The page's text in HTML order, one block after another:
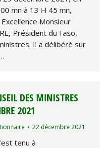
mn à 13 H 45 mn,
Monsieur
Président du Faso,
Il a délibéré sur
DES MINISTRES
2021
22 décembre 2021
tenu à